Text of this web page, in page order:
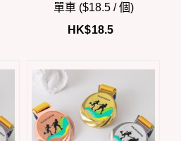
單車 ($18.5 / 個)
HK$18.5